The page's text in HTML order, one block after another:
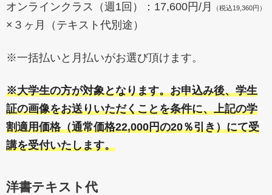
オンラインクラス（週1回）：17,600円/月 （税込19,360円）
×３ヶ月（テキスト代別途）
※一括払いと月払いがお選び頂けます。
※大学生の方が対象となります。お申込み後、学生
証の画像をお送りいただくことを条件に、上記の学
割適用価格（通常価格22,000円の20％引き）にて受
講を受付いたします。
洋書テキスト代